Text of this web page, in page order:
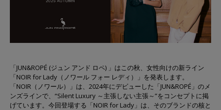
「JUN&ROPÉ (ジュン アンド ロペ) 」はこの秋、女性向けの新ライン
「NOIR for Lady（ノワール フォー レディ）」を発表します。
「NOIR（ノワール）」は、2024年にデビューした「JUN&ROPÉ」のメ
ンズラインで、“Silent Luxury ～主張しない主張～”をコンセプトに掲
げています。今回登場する「NOIR for Lady」は、そのブランドの核と